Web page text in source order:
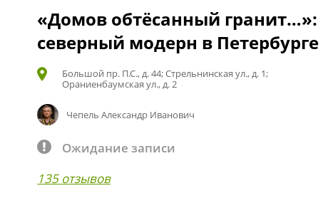
«Домов обтёсанный гранит…»:
северный модерн в Петербурге
Большой пр. П.С., д. 44; Стрельнинская ул., д. 1;
Ораниенбаумская ул., д. 2
Чепель Александр Иванович
Ожидание записи
135 отзывов